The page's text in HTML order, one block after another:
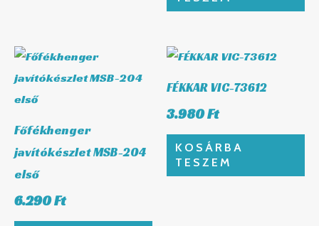
Főfékhenger
javítókészlet MSB-204
első
6.290Ft
FÉKKAR VIC-73612
3.980Ft
KOSÁRBA
TESZEM